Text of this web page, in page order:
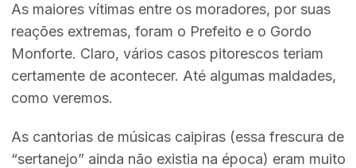
As maiores vítimas entre os moradores, por suas
reações extremas, foram o Prefeito e o Gordo
Monforte. Claro, vários casos pitorescos teriam
certamente de acontecer. Até algumas maldades,
como veremos.
As cantorias de músicas caipiras (essa frescura de
“sertanejo” ainda não existia na época) eram muito